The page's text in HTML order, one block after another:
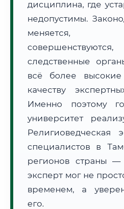
Формат учебы:
🗺️ Зона обслуживания: г. Тамбов
• Маршрут транзита: ~2 691 км
📜 Документы и аккредитация
Нажмите на документ для
дисциплина, где
недопустимы.
меняется,
следственные
всё более
качеству
Именно поэтому
университет
Религиоведческая
специалистов в
регионов страны
эксперт мог не
временем, а
его.